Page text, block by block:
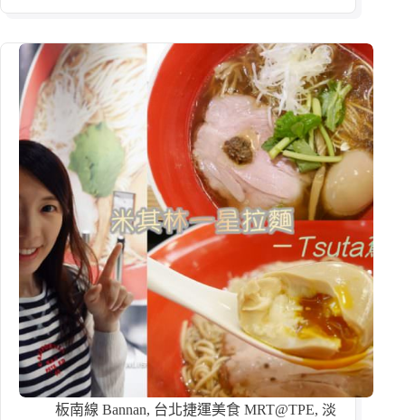
板南線 Bannan, 台北捷運美食 MRT@TPE, 淡